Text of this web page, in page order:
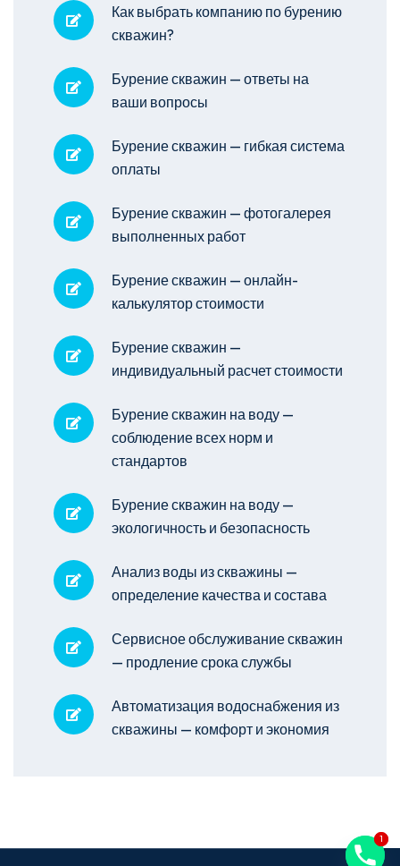
Как выбрать компанию по бурению
скважин?
Бурение скважин — ответы на
ваши вопросы
Бурение скважин — гибкая система
оплаты
Бурение скважин — фотогалерея
выполненных работ
Бурение скважин — онлайн-
калькулятор стоимости
Бурение скважин —
индивидуальный расчет стоимости
Бурение скважин на воду —
соблюдение всех норм и
стандартов
Бурение скважин на воду —
экологичность и безопасность
Анализ воды из скважины —
определение качества и состава
Сервисное обслуживание скважин
— продление срока службы
Автоматизация водоснабжения из
скважины — комфорт и экономия
11